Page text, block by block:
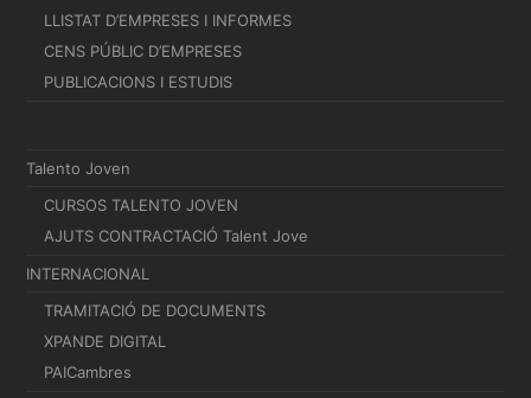
LLISTAT D’EMPRESES I INFORMES
CENS PÚBLIC D’EMPRESES
PUBLICACIONS I ESTUDIS
Talento Joven
CURSOS TALENTO JOVEN
AJUTS CONTRACTACIÓ Talent Jove
INTERNACIONAL
TRAMITACIÓ DE DOCUMENTS
XPANDE DIGITAL
PAICambres